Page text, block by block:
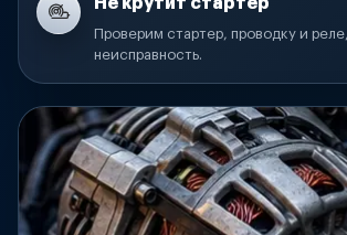
Проверим стартер, проводку и
неисправность.